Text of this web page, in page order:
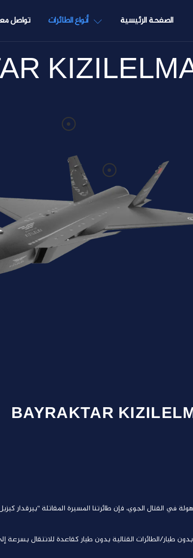
تواصل أنواع الطائرات الصفحة الرئيسية
BAYRAKTAR
في القتال الجوي، فإن طائرتنا المسيرة المقاتلة “بيرقدار
طيار/الطائرات القتالية بدون طيار كقاعدة للانتقال بسرعة